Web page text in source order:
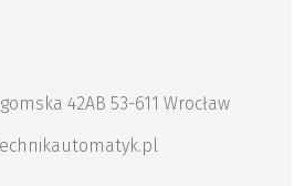
42AB 53-611 Wrocław